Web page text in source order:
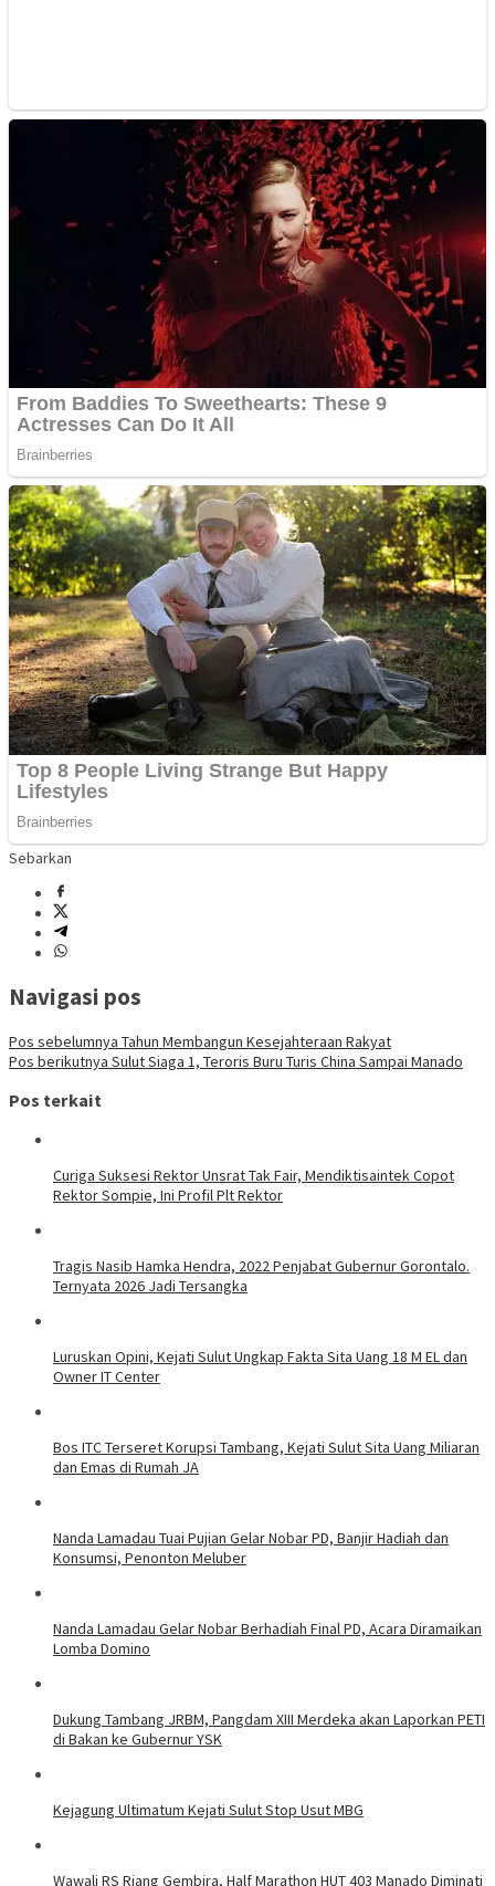
Sebarkan
Navigasi pos
Pos sebelumnya Tahun Membangun Kesejahteraan Rakyat
Pos berikutnya Sulut Siaga 1, Teroris Buru Turis China Sampai Manado
Pos terkait
Curiga Suksesi Rektor Unsrat Tak Fair, Mendiktisaintek Copot
Rektor Sompie, Ini Profil Plt Rektor
Tragis Nasib Hamka Hendra, 2022 Penjabat Gubernur Gorontalo.
Ternyata 2026 Jadi Tersangka
Luruskan Opini, Kejati Sulut Ungkap Fakta Sita Uang 18 M EL dan
Owner IT Center
Bos ITC Terseret Korupsi Tambang, Kejati Sulut Sita Uang Miliaran
dan Emas di Rumah JA
Nanda Lamadau Tuai Pujian Gelar Nobar PD, Banjir Hadiah dan
Konsumsi, Penonton Meluber
Nanda Lamadau Gelar Nobar Berhadiah Final PD, Acara Diramaikan
Lomba Domino
Dukung Tambang JRBM, Pangdam XIII Merdeka akan Laporkan PETI
di Bakan ke Gubernur YSK
Kejagung Ultimatum Kejati Sulut Stop Usut MBG
Wawali RS Riang Gembira, Half Marathon HUT 403 Manado Diminati